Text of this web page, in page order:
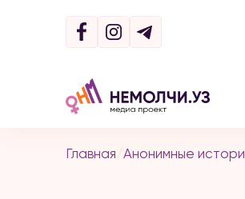
Главная/Анонимные